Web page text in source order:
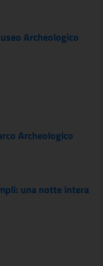
Archeologico
Archeologico
una notte intera